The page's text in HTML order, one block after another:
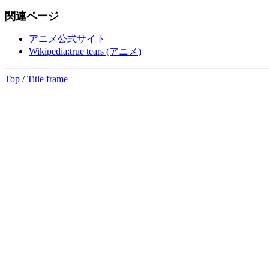
関連ページ
アニメ公式サイト
Wikipedia:true tears (アニメ)
Top /Title frame